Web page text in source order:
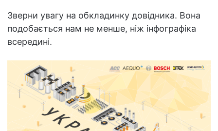
Зверни увагу на обкладинку довідника. Вона
подобається нам не менше, ніж інфографіка
всередині.